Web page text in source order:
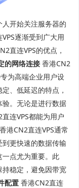
开始关注服务器的
逐渐受到广大用
直连VPS的优点，
的网络连接 香港CN2
为高端企业用户设
、低延迟的特点，
。无论是进行数据
连VPS都能为用户
港CN2直连VPS通常
更快速的数据传输
点尤为重要。此
稳定，避免因带宽
配置 香港CN2直连